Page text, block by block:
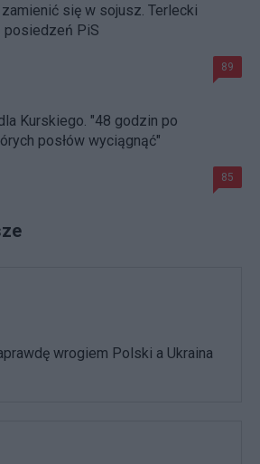
zamienić się w sojusz. Terlecki
posiedzeń PiS
89
Kurskiego. "48 godzin po
posłów wyciągnąć"
85
wrogiem Polski a Ukraina